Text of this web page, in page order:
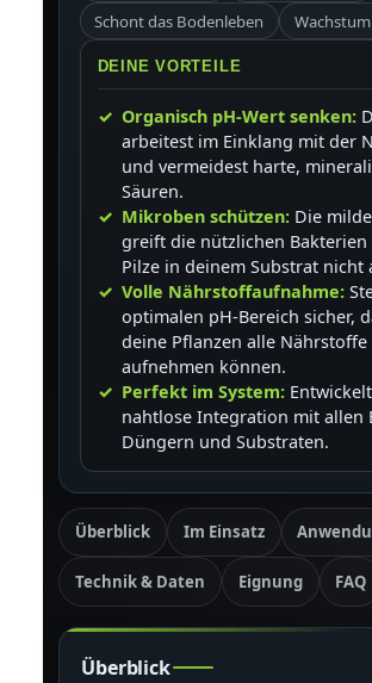
Schont das Bodenleben
DEINE VORTEILE
Organisch pH-Wert senken:
arbeitest im Einklang mit der
und vermeidest harte,
Säuren.
Mikroben schützen:Die
greift die nützlichen Bakterien
Pilze in deinem Substrat nicht
Volle Nährstoffaufnahme:
optimalen pH-Bereich sicher,
deine Pflanzen alle Nährstoffe
aufnehmen können.
Perfekt im System:
nahtlose Integration mit allen
Düngern und Substraten.
Überblick Im Einsatz
Technik & Daten Eignung FAQ
Überblick